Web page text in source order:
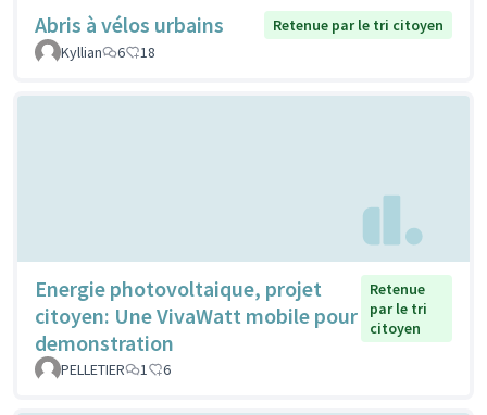
Abris à vélos urbains
Retenue par le tri citoyen
Kyllian
6 18
Energie photovoltaique, projet
citoyen: Une VivaWatt mobile pour
demonstration
Retenue
par le tri
citoyen
PELLETIER 1 6